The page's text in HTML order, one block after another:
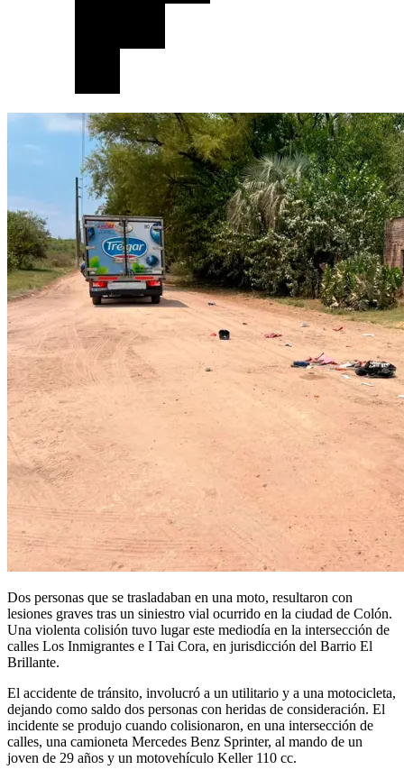
Dos personas que se trasladaban en una moto, resultaron con
lesiones graves tras un siniestro vial ocurrido en la ciudad de Colón.
Una violenta colisión tuvo lugar este mediodía en la intersección de
calles Los Inmigrantes e I Tai Cora, en jurisdicción del Barrio El
Brillante.
El accidente de tránsito, involucró a un utilitario y a una motocicleta,
dejando como saldo dos personas con heridas de consideración. El
incidente se produjo cuando colisionaron, en una intersección de
calles, una camioneta Mercedes Benz Sprinter, al mando de un
joven de 29 años y un motovehículo Keller 110 cc.